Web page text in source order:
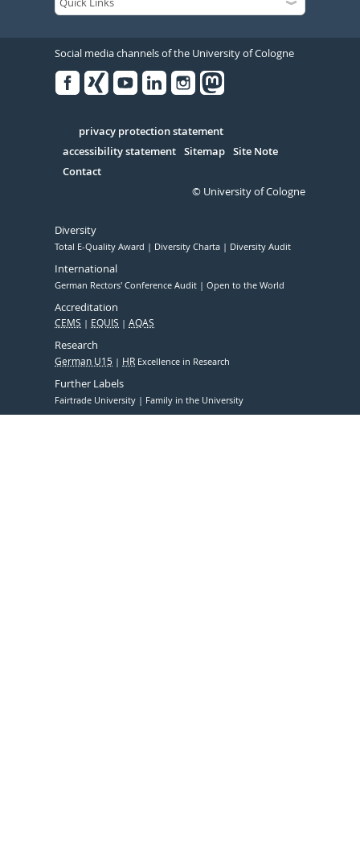
Social media channels of the University of Cologne
Serivce
privacy protection statement
accessibility statement Sitemap Site Note
Contact
© University of Cologne
Diversity
Total E-Quality Award Diversity Charta Diversity Audit
International
German Rectors' Conference Audit Open to the World
Accreditation
CEMS EQUIS AQAS
Research
German U15 HR Excellence in Research
Further Labels
Fairtrade University Family in the University